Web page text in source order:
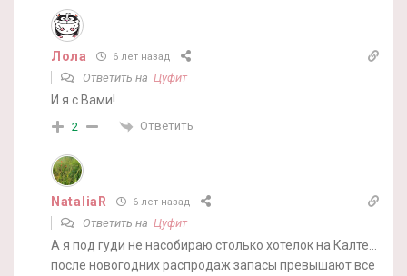
Лола 6 лет назад
Ответить на Цуфит
И я с Вами!
2 Ответить
NataliaR 6 лет назад
Ответить на Цуфит
А я под гуди не насобираю столько хотелок на Калте…
после новогодних распродаж запасы превышают все